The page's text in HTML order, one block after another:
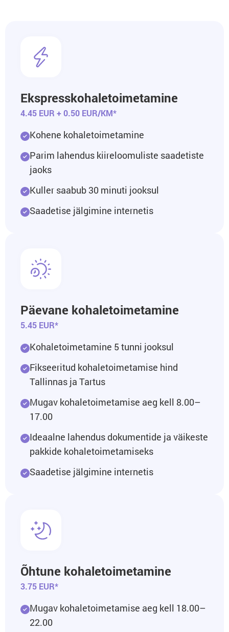
Ekspresskohaletoimetamine
4.45 EUR + 0.50 EUR/KM*
Kohene kohaletoimetamine
Parim lahendus kiireloomuliste saadetiste
jaoks
Kuller saabub 30 minuti jooksul
Saadetise jälgimine internetis
Päevane kohaletoimetamine
5.45 EUR*
Kohaletoimetamine 5 tunni jooksul
Fikseeritud kohaletoimetamise hind
Tallinnas ja Tartus
Mugav kohaletoimetamise aeg kell 8.00–
17.00
Ideaalne lahendus dokumentide ja väikeste
pakkide kohaletoimetamiseks
Saadetise jälgimine internetis
Õhtune kohaletoimetamine
3.75 EUR*
Mugav kohaletoimetamise aeg kell 18.00–
22.00